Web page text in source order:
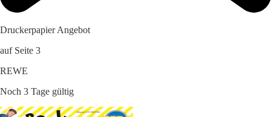
Druckerpapier Angebot
auf Seite 3
REWE
Noch 3 Tage gültig